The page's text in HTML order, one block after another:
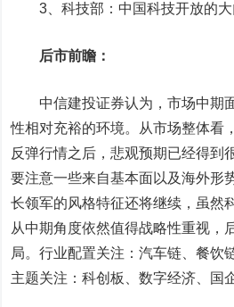
3、科技部：中国科技开放的大
后市前瞻：
中信建投证券认为，市场中期
性相对充裕的环境。从市场整体看
反弹行情之后，悲观预期已经得到
要注意一些来自基本面以及海外形
长领军的风格特征还将继续，虽然
从中期角度依然值得战略性重视，
局。行业配置关注：汽车链、餐饮
主题关注：科创板、数字经济、国